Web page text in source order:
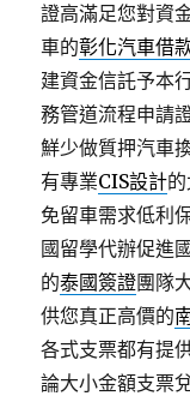
證高滿足您對資
車的彰化汽車借
建資金信託予本
務管道流程申請
鮮少做質押汽車
有專業CIS設計
免留車需求低利
國留學代辦促進
的泰國簽證團隊
供您真正高價的
各式支票都有提
論大小金額支票